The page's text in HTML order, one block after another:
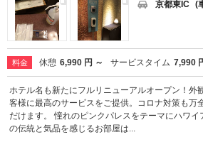
京都東IC (
料金 休憩 6,990 円 ～ サービスタイム 7,990
ホテル名も新たにフルリニューアルオープン！外
客様に最高のサービスをご提供。コロナ対策も万
だけます。 憧れのピンクパレスをテーマにハワ
の伝統と気品を感じるお部屋は...